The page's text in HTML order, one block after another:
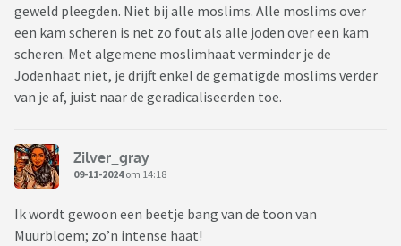
geweld pleegden. Niet bij alle moslims. Alle moslims over
een kam scheren is net zo fout als alle joden over een kam
scheren. Met algemene moslimhaat verminder je de
Jodenhaat niet, je drijft enkel de gematigde moslims verder
van je af, juist naar de geradicaliseerden toe.
Zilver_gray
09-11-2024om 14:18
Ik wordt gewoon een beetje bang van de toon van
Muurbloem; zo’n intense haat!